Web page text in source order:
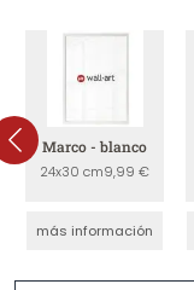
Marco - blanco
24x30 cm9,99 €
más información